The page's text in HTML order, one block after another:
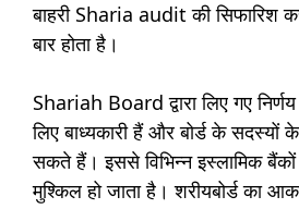
बाहरी Sharia audit की सिफारिश
बार होता है।
Shariah Board द्वारा लिए गए
लिए बाध्यकारी हैं और बोर्ड के सदस्यों
सकते हैं। इससे विभिन्न इस्लामिक
मुश्किल हो जाता है। शरीयबोर्ड का